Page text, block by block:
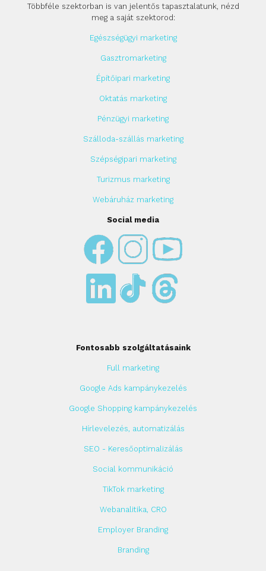
Többféle szektorban is van jelentős tapasztalatunk, nézd
meg a saját szektorod:
Egészségügyi marketing
Gasztromarketing
Építőipari marketing
Oktatás marketing
Pénzügyi marketing
Szálloda-szállás marketing
Szépségipari marketing
Turizmus marketing
Webáruház marketing
Social media
Fontosabb szolgáltatásaink
Full marketing
Google Ads kampánykezelés
Google Shopping kampánykezelés
Hírlevelezés, automatizálás
SEO - Keresőoptimalizálás
Social kommunikáció
TikTok marketing
Webanalitika, CRO
Employer Branding
Branding